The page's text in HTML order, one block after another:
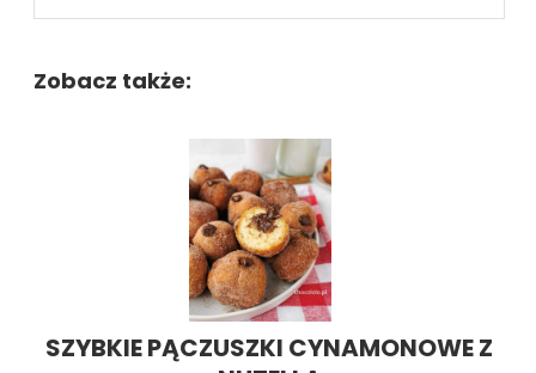
Zobacz także:
SZYBKIE PĄCZUSZKI CYNAMONOWE Z